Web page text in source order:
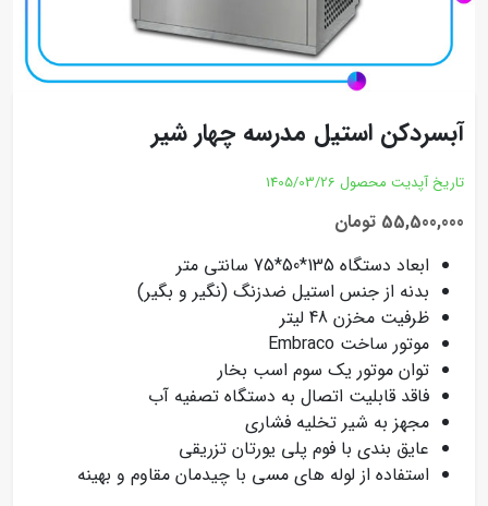
آبسردکن استیل مدرسه چهار شیر
تاریخ آپدیت محصول 1405/03/26
55,500,000 تومان
ابعاد دستگاه 135*50*75 سانتی متر
بدنه از جنس استیل ضدزنگ (نگیر و بگیر)
ظرفیت مخزن 48 لیتر
موتور ساخت Embraco
توان موتور یک‌ سوم اسب بخار
فاقد قابلیت اتصال به دستگاه تصفیه آب
مجهز به شیر تخلیه فشاری
عایق‌ بندی با فوم پلی‌ یورتان تزریقی
استفاده از لوله‌ های مسی با چیدمان مقاوم و بهینه